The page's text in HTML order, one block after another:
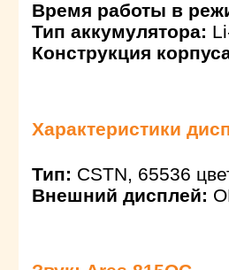
Время работы в
Тип аккумулятора:
Конструкция
Характеристики
Тип: CSTN, 65536
Внешний дисплей: